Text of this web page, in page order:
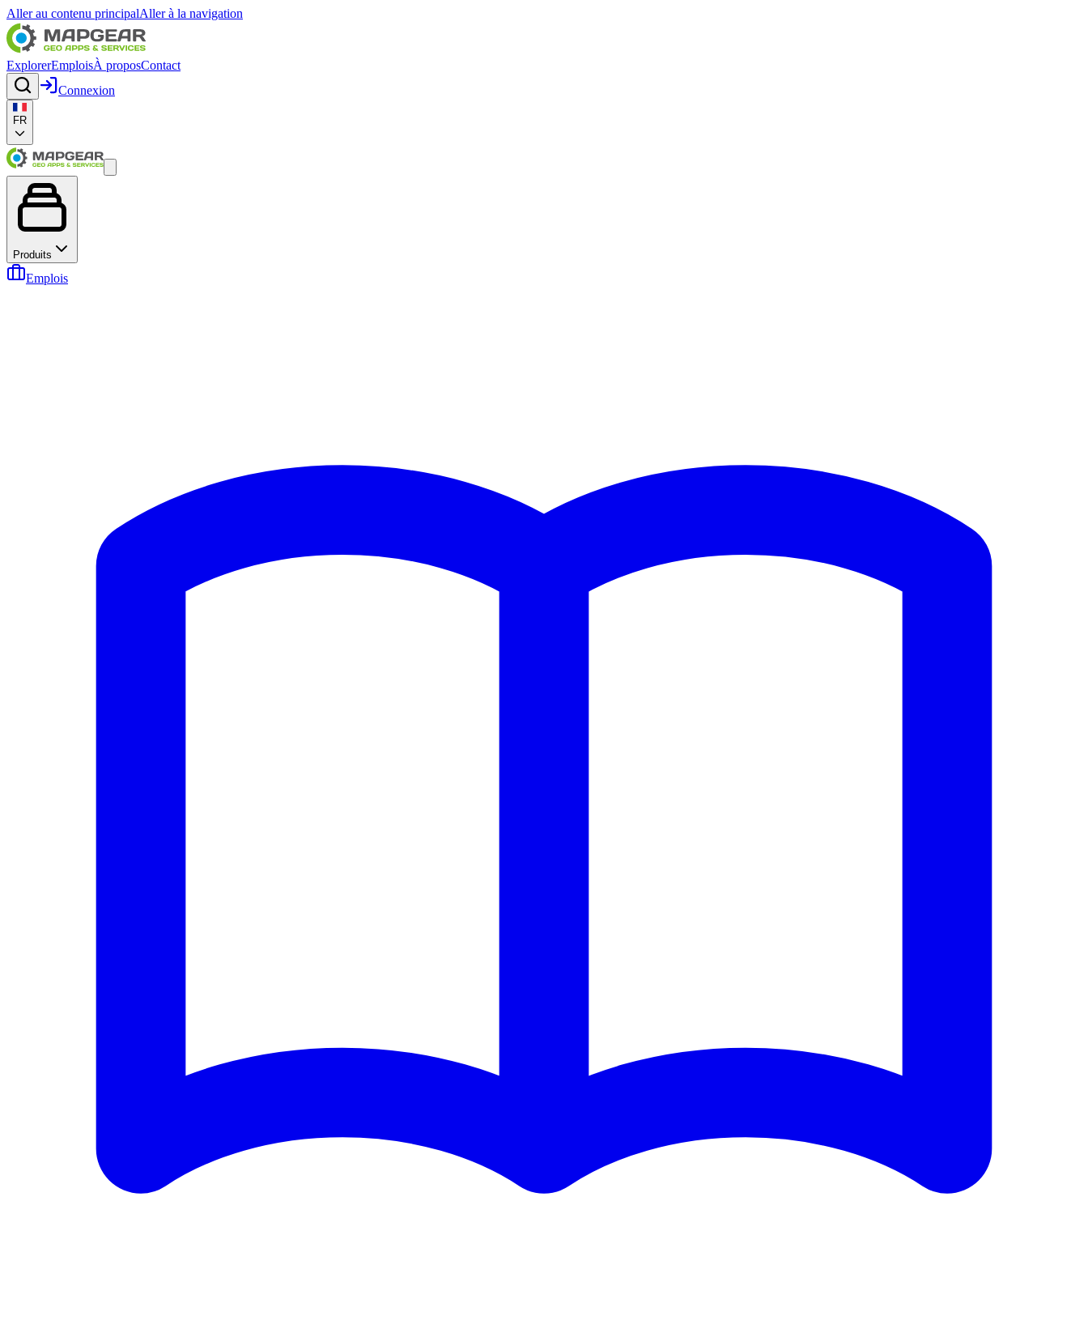
Aller au contenu principalAller à la navigation
ExplorerEmploisÀ proposContact
Connexion
FR
Produits
Emplois